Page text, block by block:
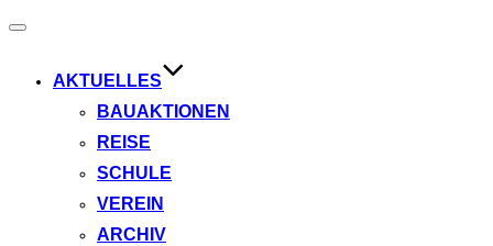
Navigation
AKTUELLES
BAUAKTIONEN
REISE
SCHULE
VEREIN
ARCHIV